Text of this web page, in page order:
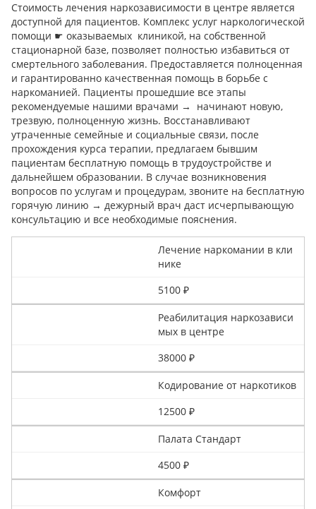
Стоимость лечения наркозависимости в центре является
доступной для пациентов. Комплекс услуг наркологической
помощи ☛ оказываемых клиникой, на собственной
стационарной базе, позволяет полностью избавиться от
смертельного заболевания. Предоставляется полноценная
и гарантированно качественная помощь в борьбе с
наркоманией. Пациенты прошедшие все этапы
рекомендуемые нашими врачами → начинают новую,
трезвую, полноценную жизнь. Восстанавливают
утраченные семейные и социальные связи, после
прохождения курса терапии, предлагаем бывшим
пациентам бесплатную помощь в трудоустройстве и
дальнейшем образовании. В случае возникновения
вопросов по услугам и процедурам, звоните на бесплатную
горячую линию → дежурный врач даст исчерпывающую
консультацию и все необходимые пояснения.
Лечение наркомании в кли
нике
5100 ₽
Реабилитация наркозависи
мых в центре
38000 ₽
Кодирование от наркотиков
12500 ₽
Палата Стандарт
4500 ₽
Комфорт